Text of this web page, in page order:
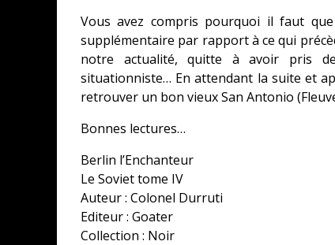
Vous avez compris pourquoi il faut
supplémentaire par rapport à ce qui
notre actualité, quitte à avoir pris de
situationniste… En attendant la suite et
retrouver un bon vieux San Antonio
Bonnes lectures…
Berlin l’Enchanteur
Le Soviet tome IV
Auteur : Colonel Durruti
Editeur : Goater
Collection : Noir